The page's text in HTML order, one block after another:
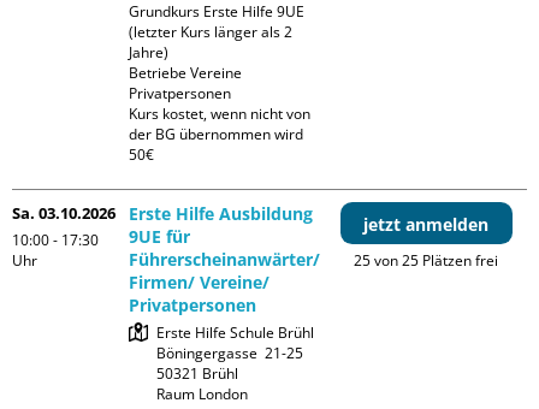
Grundkurs Erste Hilfe 9UE
(letzter Kurs länger als 2
Jahre)
Betriebe Vereine
Privatpersonen
Kurs kostet, wenn nicht von
der BG übernommen wird
50€
Sa. 03.10.2026
10:00 - 17:30
Uhr
Erste Hilfe Ausbildung
9UE für
Führerscheinanwärter/
Firmen/ Vereine/
Privatpersonen
Erste Hilfe Schule Brühl
Böningergasse  21-25
50321 Brühl
Raum London
jetzt anmelden
25 von 25 Plätzen frei